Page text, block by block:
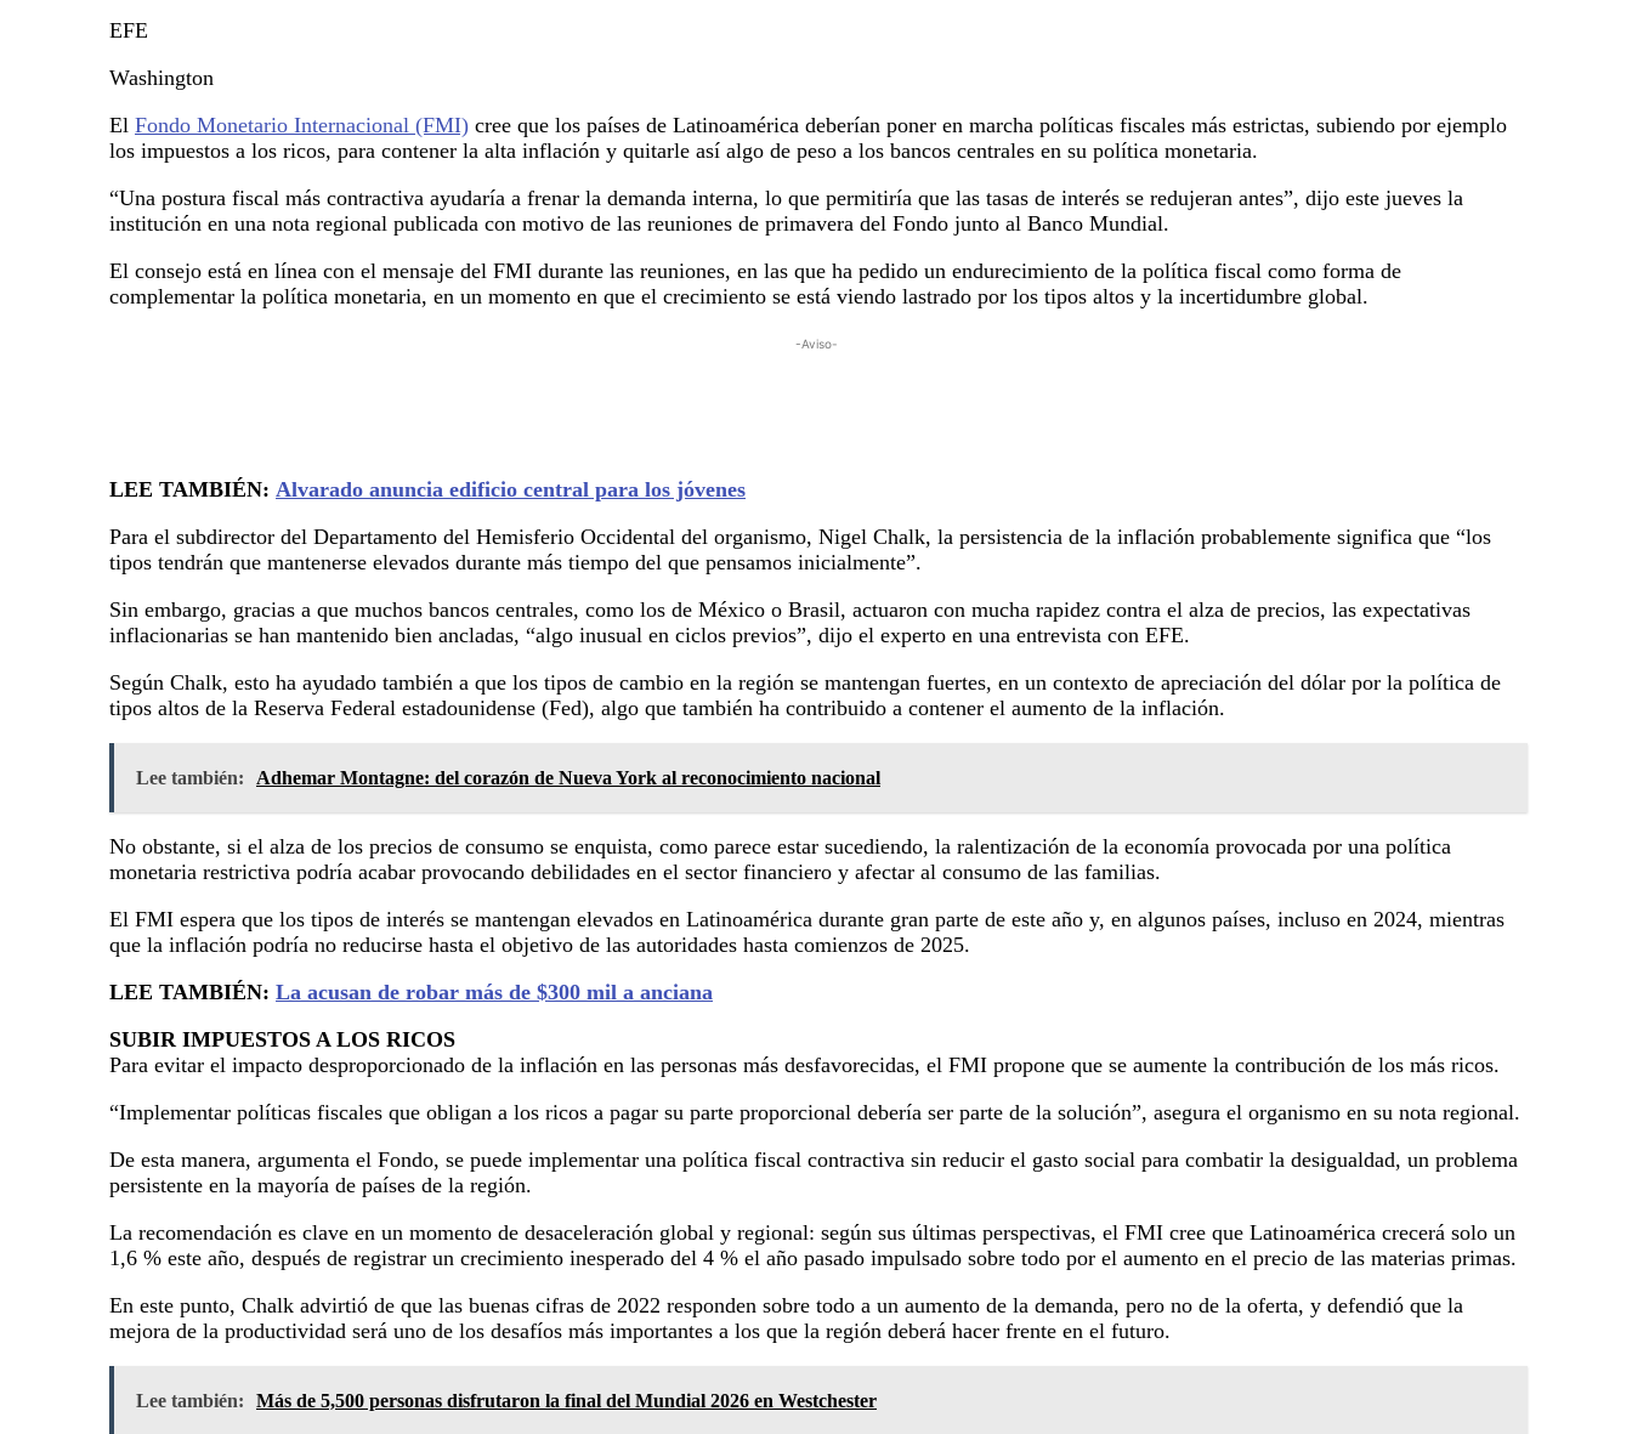
EFE
Washington
El Fondo Monetario Internacional (FMI) cree que los países de Latinoamérica deberían poner en marcha políticas fiscales más estrictas, subiendo por ejemplo
los impuestos a los ricos, para contener la alta inflación y quitarle así algo de peso a los bancos centrales en su política monetaria.
“Una postura fiscal más contractiva ayudaría a frenar la demanda interna, lo que permitiría que las tasas de interés se redujeran antes”, dijo este jueves la
institución en una nota regional publicada con motivo de las reuniones de primavera del Fondo junto al Banco Mundial.
El consejo está en línea con el mensaje del FMI durante las reuniones, en las que ha pedido un endurecimiento de la política fiscal como forma de
complementar la política monetaria, en un momento en que el crecimiento se está viendo lastrado por los tipos altos y la incertidumbre global.
-Aviso-
LEE TAMBIÉN: Alvarado anuncia edificio central para los jóvenes
Para el subdirector del Departamento del Hemisferio Occidental del organismo, Nigel Chalk, la persistencia de la inflación probablemente significa que “los
tipos tendrán que mantenerse elevados durante más tiempo del que pensamos inicialmente”.
Sin embargo, gracias a que muchos bancos centrales, como los de México o Brasil, actuaron con mucha rapidez contra el alza de precios, las expectativas
inflacionarias se han mantenido bien ancladas, “algo inusual en ciclos previos”, dijo el experto en una entrevista con EFE.
Según Chalk, esto ha ayudado también a que los tipos de cambio en la región se mantengan fuertes, en un contexto de apreciación del dólar por la política de
tipos altos de la Reserva Federal estadounidense (Fed), algo que también ha contribuido a contener el aumento de la inflación.
Lee también: Adhemar Montagne: del corazón de Nueva York al reconocimiento nacional
No obstante, si el alza de los precios de consumo se enquista, como parece estar sucediendo, la ralentización de la economía provocada por una política
monetaria restrictiva podría acabar provocando debilidades en el sector financiero y afectar al consumo de las familias.
El FMI espera que los tipos de interés se mantengan elevados en Latinoamérica durante gran parte de este año y, en algunos países, incluso en 2024, mientras
que la inflación podría no reducirse hasta el objetivo de las autoridades hasta comienzos de 2025.
LEE TAMBIÉN: La acusan de robar más de $300 mil a anciana
SUBIR IMPUESTOS A LOS RICOS
Para evitar el impacto desproporcionado de la inflación en las personas más desfavorecidas, el FMI propone que se aumente la contribución de los más ricos.
“Implementar políticas fiscales que obligan a los ricos a pagar su parte proporcional debería ser parte de la solución”, asegura el organismo en su nota regional.
De esta manera, argumenta el Fondo, se puede implementar una política fiscal contractiva sin reducir el gasto social para combatir la desigualdad, un problema
persistente en la mayoría de países de la región.
La recomendación es clave en un momento de desaceleración global y regional: según sus últimas perspectivas, el FMI cree que Latinoamérica crecerá solo un
1,6 % este año, después de registrar un crecimiento inesperado del 4 % el año pasado impulsado sobre todo por el aumento en el precio de las materias primas.
En este punto, Chalk advirtió de que las buenas cifras de 2022 responden sobre todo a un aumento de la demanda, pero no de la oferta, y defendió que la
mejora de la productividad será uno de los desafíos más importantes a los que la región deberá hacer frente en el futuro.
Lee también: Más de 5,500 personas disfrutaron la final del Mundial 2026 en Westchester